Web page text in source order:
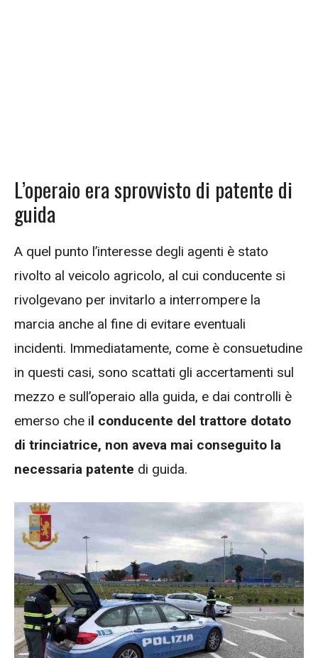
L’operaio era sprovvisto di patente di
guida
A quel punto l’interesse degli agenti è stato
rivolto al veicolo agricolo, al cui conducente si
rivolgevano per invitarlo a interrompere la
marcia anche al fine di evitare eventuali
incidenti. Immediatamente, come è consuetudine
in questi casi, sono scattati gli accertamenti sul
mezzo e sull’operaio alla guida, e dai controlli è
emerso che il conducente del trattore dotato
di trinciatrice, non aveva mai conseguito la
necessaria patente di guida.